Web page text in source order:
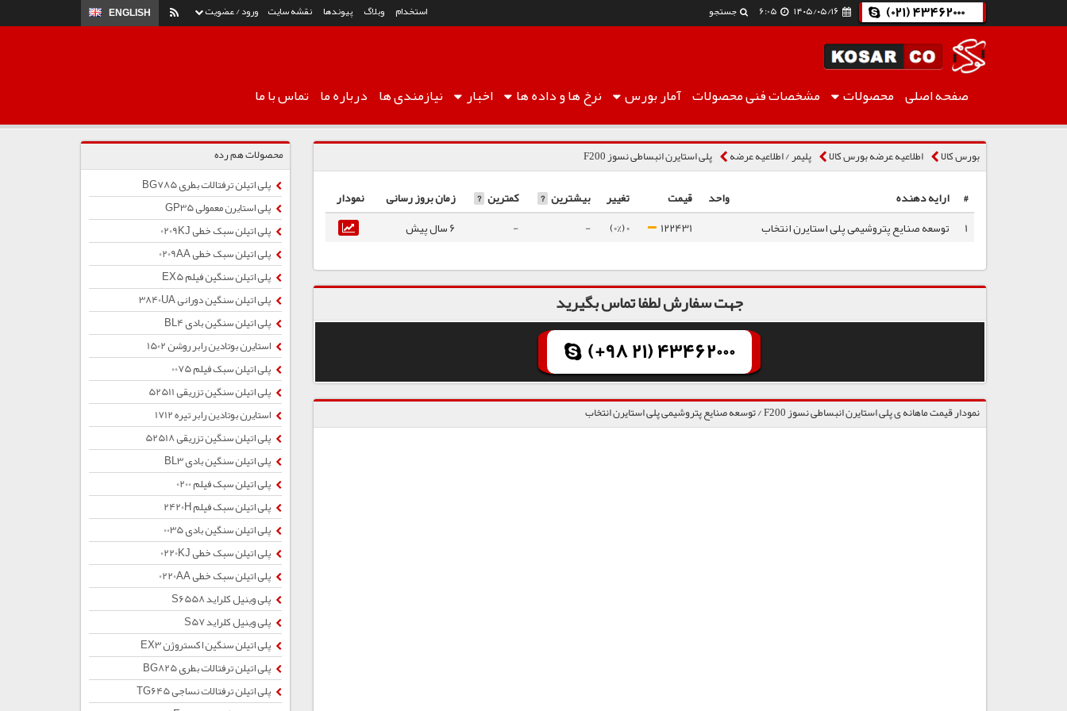
ورود / عضویت ENGLISH استخدام وبلاگ پیوندها نقشه سایت (021) 43462000
6:05 جستجو
صفحه اصلی محصولات مشخصات فنیمحصولات آماربورس نرخ هاو داده ها اخبار نیازمندی ها درباره ما تماس با ما پلی استایرن انبساطی نسوز F200
بورس کالا اطلاعیه عرضه بورس کالا پلیمر / اطلاعیه عرضه پلی استایرن انبساطی نسوز F200
# ارایه دهنده واحد قیمت تغییر بیشترین ? کمترین ? زمان بروز رسانی
نمودار
1
توسعه صنایع پتروشیمی پلی استایرن انتخاب 122431
0 (0%)
-
- 6 سال پیش
جهت سفارش لطفا تماس بگیرید
(+98 21) 43462000
نمودار قیمت ماهانه ی پلی استایرن انبساطی نسوز F200 / توسعه صنایع پتروشیمی پلی استایرن انتخاب
محصولات هم رده
پلی اتیلن ترفتالات بطری BG785
پلی استایرن معمولی GP35
پلی اتیلن سبک خطی 0209KJ
پلی اتیلن سبک خطی 0209AA
پلی اتیلن سنگین فیلم EX5
پلی اتیلن سنگین دورانی 3840UA
پلی اتیلن سنگین بادی BL4
استایرن بوتادین رابر روشن 1502
پلی اتیلن سبک فیلم 0075
پلی اتیلن سنگین تزریقی 52511
استایرن بوتادین رابر تیره 1712
پلی اتیلن سنگین تزریقی 52518
پلی اتیلن سنگین بادی BL3
پلی اتیلن سبک فیلم 0200
پلی اتیلن سبک فیلم 2420H
پلی اتیلن سنگین بادی 0035
پلی اتیلن سبک خطی 0220KJ
پلی اتیلن سبک خطی 0220AA
پلی وینیل کلراید S6558
پلی وینیل کلراید S57
پلی اتیلن سنگین اکستروژن EX3
پلی اتیلن ترفتالات بطری BG825
پلی اتیلن ترفتالات نساجی TG645